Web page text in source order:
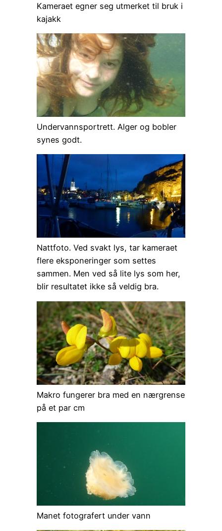
Kameraet egner seg utmerket til bruk i
kajakk
Undervannsportrett. Alger og bobler
synes godt.
Nattfoto. Ved svakt lys, tar kameraet
flere eksponeringer som settes
sammen. Men ved så lite lys som her,
blir resultatet ikke så veldig bra.
Makro fungerer bra med en nærgrense
på et par cm
Manet fotografert under vann